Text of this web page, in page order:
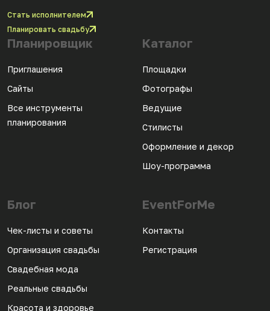
Стать исполнителем
Планировать свадьбу
Планировщик
Приглашения
Сайты
Все инструменты
планирования
Каталог
Площадки
Фотографы
Ведущие
Стилисты
Оформление и декор
Шоу-программа
Блог
Чек-листы и советы
Организация свадьбы
Свадебная мода
Реальные свадьбы
Красота и здоровье
EventForMe
Контакты
Регистрация